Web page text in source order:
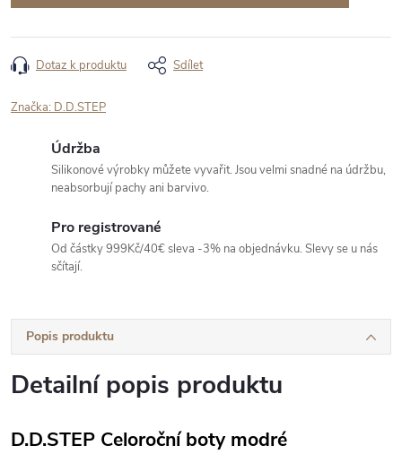
Dotaz k produktu Sdílet
Značka: D.D.STEP
Údržba
Silikonové výrobky můžete vyvařit. Jsou velmi snadné na údržbu,
neabsorbují pachy ani barvivo.
Pro registrované
Od částky 999Kč/40€ sleva -3% na objednávku. Slevy se u nás
sčítají.
Popis produktu
Detailní popis produktu
D.D.STEP Celoroční boty modré